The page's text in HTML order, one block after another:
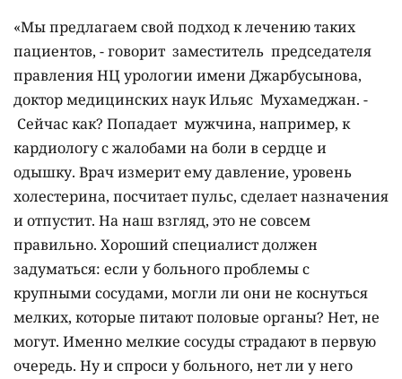
«Мы предлагаем свой подход к лечению таких
пациентов, - говорит заместитель председателя
правления НЦ урологии имени Джарбусынова,
доктор медицинских наук Ильяс Мухамеджан. -
Сейчас как? Попадает мужчина, например, к
кардиологу с жалобами на боли в сердце и
одышку. Врач измерит ему давление, уровень
холестерина, посчитает пульс, сделает назначения
и отпустит. На наш взгляд, это не совсем
правильно. Хороший специалист должен
задуматься: если у больного проблемы с
крупными сосудами, могли ли они не коснуться
мелких, которые питают половые органы? Нет, не
могут. Именно мелкие сосуды страдают в первую
очередь. Ну и спроси у больного, нет ли у него